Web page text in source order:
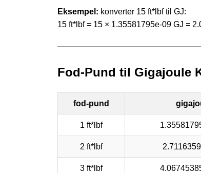
Eksempel: konverter 15 ft*lbf til GJ:
15 ft*lbf = 15 × 1.35581795e-09 GJ =
Fod-Pund til Gigajoule
fod-pund
1 ft*lbf
2 ft*lbf
3 ft*lbf